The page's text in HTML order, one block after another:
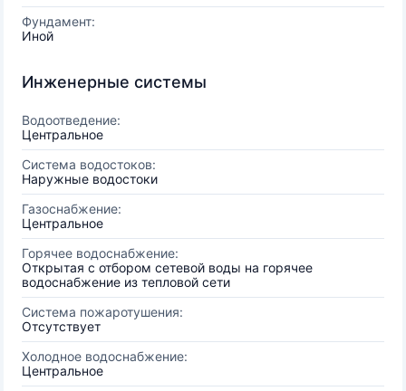
Фундамент:
Иной
Инженерные системы
Водоотведение:
Центральное
Система водостоков:
Наружные водостоки
Газоснабжение:
Центральное
Горячее водоснабжение:
Открытая с отбором сетевой воды на горячее
водоснабжение из тепловой сети
Система пожаротушения:
Отсутствует
Холодное водоснабжение:
Центральное